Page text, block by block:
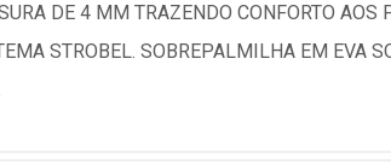
DE 4 MM TRAZENDO CONFORTO AOS
STROBEL. SOBREPALMILHA EM EVA